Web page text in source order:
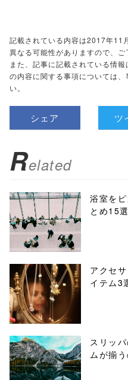
記載されている内容は2017年11
異なる可能性がありますので、ご
また、記事に記載されている情
の内容に関する事項については
い。
シェア ツ
Related
浴室を
とめ15選
アクセ
イテム3
スリッ
ムが揃